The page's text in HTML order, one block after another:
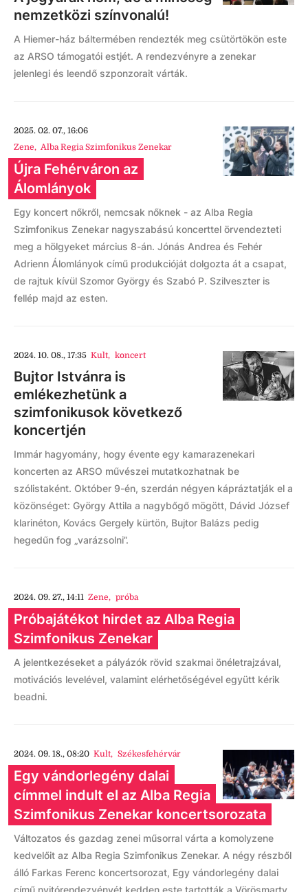
nemzetközi színvonalú!
A Hiemer-ház báltermében rendezték meg csütörtökön este
az ARSO támogatói estjét. A rendezvényre a zenekar
jelenlegi és leendő szponzorait várták.
2025. 02. 07., 16:06
Zene, Alba Regia Szimfonikus Zenekar
Újra Fehérváron az
Álomlányok
Egy koncert nőkről, nemcsak nőknek - az Alba Regia
Szimfonikus Zenekar nagyszabású koncerttel örvendezteti
meg a hölgyeket március 8-án. Jónás Andrea és Fehér
Adrienn Álomlányok című produkcióját dolgozta át a csapat,
de rajtuk kívül Szomor György és Szabó P. Szilveszter is
fellép majd az esten.
2024. 10. 08., 17:35 Kult, koncert
Bujtor Istvánra is
emlékezhetünk a
szimfonikusok következő
koncertjén
Immár hagyomány, hogy évente egy kamarazenekari
koncerten az ARSO művészei mutatkozhatnak be
szólistaként. Október 9-én, szerdán négyen kápráztatják el a
közönséget: György Attila a nagybőgő mögött, Dávid József
klarinéton, Kovács Gergely kürtön, Bujtor Balázs pedig
hegedűn fog „varázsolni”.
2024. 09. 27., 14:11 Zene, próba
Próbajátékot hirdet az Alba Regia
Szimfonikus Zenekar
A jelentkezéseket a pályázók rövid szakmai önéletrajzával,
motivációs levelével, valamint elérhetőségével együtt kérik
beadni.
2024. 09. 18., 08:20 Kult, Székesfehérvár
Egy vándorlegény dalai
címmel indult el az Alba Regia
Szimfonikus Zenekar koncertsorozata
Változatos és gazdag zenei műsorral várta a komolyzene
kedvelőit az Alba Regia Szimfonikus Zenekar. A négy részből
álló Farkas Ferenc koncertsorozat, Egy vándorlegény dalai
című nyitórendezvényét kedden este tartották a Vörösmarty